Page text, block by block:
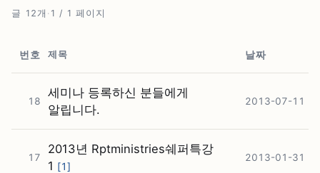
글 12개 · 1 / 1 페이지
번호 제목 날짜
18
세미나 등록하신 분들에게
알립니다.
2013-07-11
17
2013년 Rptministries쉐퍼특강
1 [1]
2013-01-31